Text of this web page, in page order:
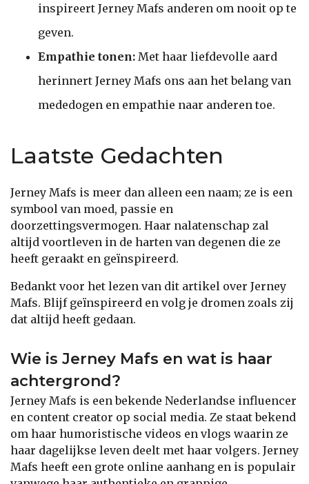
inspireert Jerney Mafs anderen om nooit op te
geven.
Empathie tonen: Met haar liefdevolle aard
herinnert Jerney Mafs ons aan het belang van
mededogen en empathie naar anderen toe.
Laatste Gedachten
Jerney Mafs is meer dan alleen een naam; ze is een
symbool van moed, passie en
doorzettingsvermogen. Haar nalatenschap zal
altijd voortleven in de harten van degenen die ze
heeft geraakt en geïnspireerd.
Bedankt voor het lezen van dit artikel over Jerney
Mafs. Blijf geïnspireerd en volg je dromen zoals zij
dat altijd heeft gedaan.
Wie is Jerney Mafs en wat is haar
achtergrond?
Jerney Mafs is een bekende Nederlandse influencer
en content creator op social media. Ze staat bekend
om haar humoristische videos en vlogs waarin ze
haar dagelijkse leven deelt met haar volgers. Jerney
Mafs heeft een grote online aanhang en is populair